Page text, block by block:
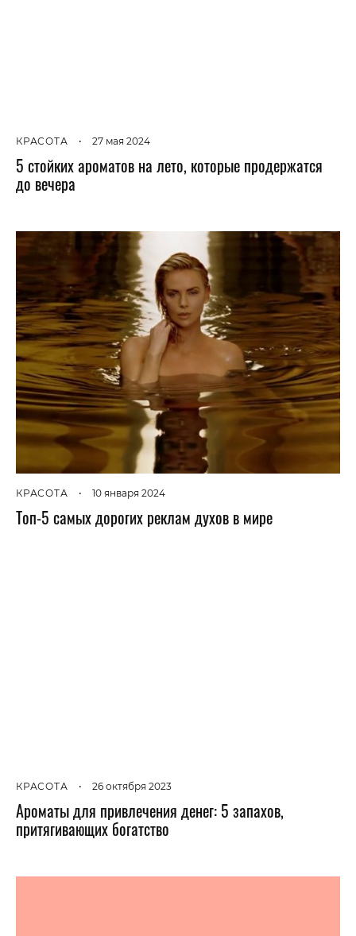
КРАСОТА • 27 мая 2024
5 стойких ароматов на лето, которые продержатся
до вечера
КРАСОТА • 10 января 2024
Топ-5 самых дорогих реклам духов в мире
КРАСОТА • 26 октября 2023
Ароматы для привлечения денег: 5 запахов,
притягивающих богатство